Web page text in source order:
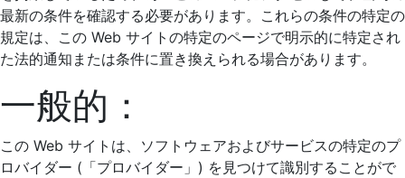
最新の条件を確認する必要があります。これらの条件の特定の
規定は、この Web サイトの特定のページで明示的に特定され
た法的通知または条件に置き換えられる場合があります。
一般的：
この Web サイトは、ソフトウェアおよびサービスの特定のプ
ロバイダー (「プロバイダー」) を見つけて識別することがで